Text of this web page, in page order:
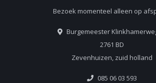
Bezoek momenteel alleen op
Burgemeester
2761 BD
Zevenhuizen, zuid holland
085 06 03 593